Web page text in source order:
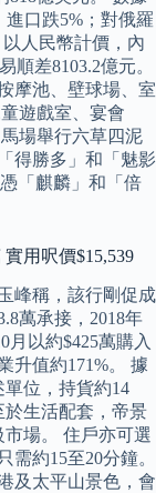
口跌5%；對俄羅
人民幣計價，內
順差8103.2億元。
摩池、壁球場、室
遊戲室、宴會
場舉行六草四泥
得勝多」和「魅影
「麒麟」和「倍
用呎價$15,539
峰稱，該行剛促成
萬承接，2018年
月以約$425萬購入
升值約171%。 據
單位，持貨約14
於生活配套，帝景
場。 住戶亦可選
約15至20分鐘。
及太平山景色，會